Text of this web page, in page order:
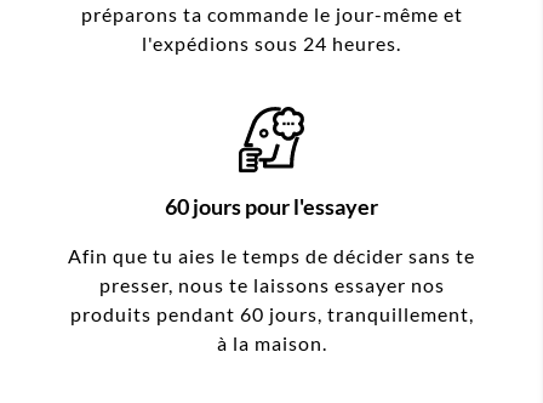
préparons ta commande le jour-même et
l'expédions sous 24 heures.
60 jours pour l'essayer
Afin que tu aies le temps de décider sans te
presser, nous te laissons essayer nos
produits pendant 60 jours, tranquillement,
à la maison.